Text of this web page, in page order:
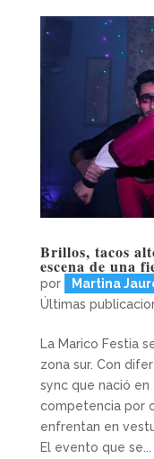
Brillos, tacos
escena de una
por Martina
Últimas
La Marico Festia
zona sur. Con
sync que nació
competencia por
enfrentan en
El evento que se...